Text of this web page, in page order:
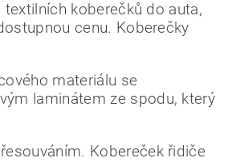
textilních koberečků do auta,
cenu. Koberečky
materiálu se
laminátem ze spodu, který
Kobereček řidiče